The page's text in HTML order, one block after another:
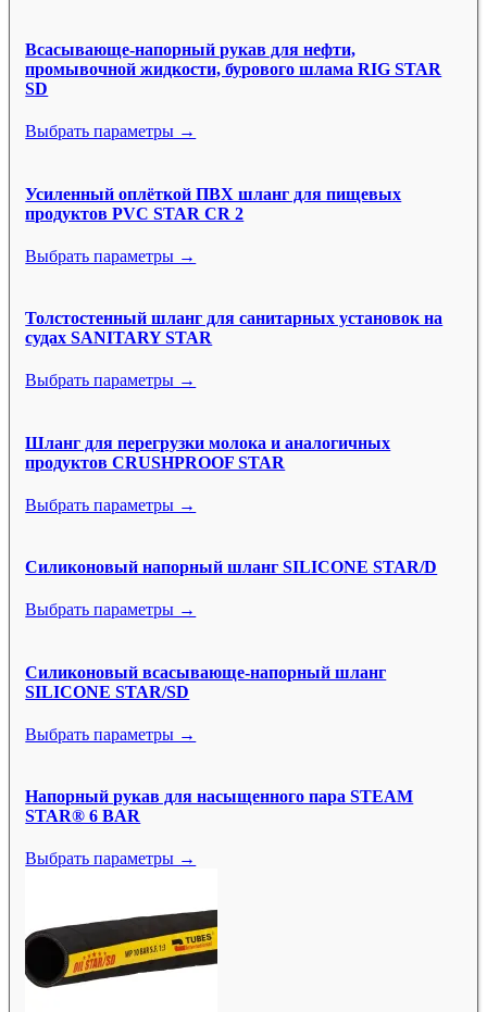
Всасывающе-напорный рукав для нефти,
промывочной жидкости, бурового шлама RIG STAR
SD
Выбрать параметры →
Усиленный оплёткой ПВХ шланг для пищевых
продуктов PVC STAR CR 2
Выбрать параметры →
Толстостенный шланг для санитарных установок на
судах SANITARY STAR
Выбрать параметры →
Шланг для перегрузки молока и аналогичных
продуктов CRUSHPROOF STAR
Выбрать параметры →
Силиконовый напорный шланг SILICONE STAR/D
Выбрать параметры →
Силиконовый всасывающе-напорный шланг
SILICONE STAR/SD
Выбрать параметры →
Напорный рукав для насыщенного пара STEAM
STAR® 6 BAR
Выбрать параметры →